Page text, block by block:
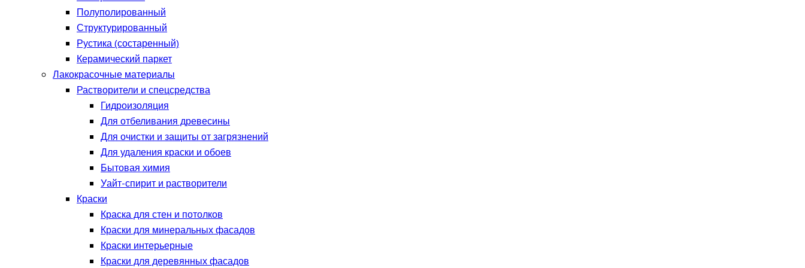
Полуполированный
Структурированный
Рустика (состаренный)
Керамический паркет
Лакокрасочные материалы
Растворители и спецсредства
Гидроизоляция
Для отбеливания древесины
Для очистки и защиты от загрязнений
Для удаления краски и обоев
Бытовая химия
Уайт-спирит и растворители
Краски
Краска для стен и потолков
Краски для минеральных фасадов
Краски интерьерные
Краски для деревянных фасадов